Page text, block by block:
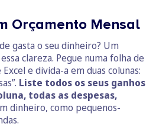
Orçamento Mensal
gasta o seu dinheiro? Um
clareza. Pegue numa folha de
e divida-a em duas colunas:
Liste todos os seus ganhos
todas as despesas,
dinheiro, como pequenos-